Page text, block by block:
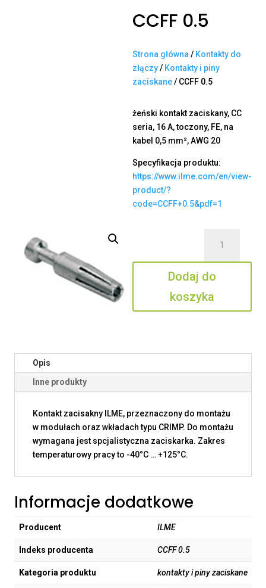
CCFF 0.5
Strona główna / Kontakty do
złączy/ Kontakty i piny
zaciskane/ CCFF 0.5
żeński kontakt zaciskany, CC
seria, 16 A, toczony, FE, na
kabel 0,5 mm², AWG 20
Specyfikacja produktu:
https://www.ilme.com/en/view-
product/?
code=CCFF+0.5&pdf=1
CCFF
0.5
Dodaj do
koszyka
Opis
Inne produkty
Kontakt zacisakny ILME, przeznaczony do montażu
w modułach oraz wkładach typu CRIMP. Do montażu
wymagana jest spcjalistyczna zaciskarka. Zakres
temperaturowy pracy to -40°C … +125°C.
Informacje dodatkowe
Producent ILME
Indeks producenta CCFF 0.5
Kategoria produktu kontakty i piny zaciskane